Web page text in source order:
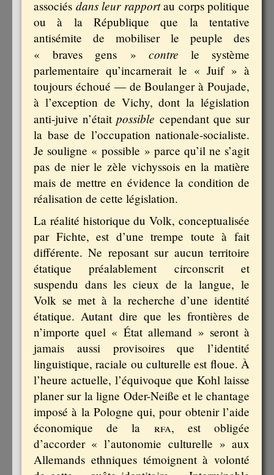
associés dans leur rapportau corps politique
ou à la République que la tentative
antisémite de mobiliser le peuple des
« braves gens » contre le système
parlementaire qu’incarnerait le « Juif » à
toujours échoué — de Boulanger à Poujade,
à l’exception de Vichy, dont la législation
anti-juive n’étaitpossible cependant que sur
la base de l’occupation nationale-socialiste.
Je souligne « possible » parce qu’il ne s’agit
pas de nier le zèle vichyssois en la matière
mais de mettre en évidence la condition de
réalisation de cette législation.
La réalité historique du Volk, conceptualisée
par Fichte, est d’une trempe toute à fait
différente. Ne reposant sur aucun territoire
étatique préalablement circonscrit et
suspendu dans les cieux de la langue, le
Volk se met à la recherche d’une identité
étatique. Autant dire que les frontières de
n’importe quel « État allemand » seront à
jamais aussi provisoires que l’identité
linguistique, raciale ou culturelle est floue. À
l’heure actuelle, l’équivoque que Kohl laisse
planer sur la ligne Oder-Neiße et le chantage
imposé à la Pologne qui, pour obtenir l’aide
économique de la rfa, est obligée
d’accorder « l’autonomie culturelle » aux
Allemands ethniques témoignent à volonté